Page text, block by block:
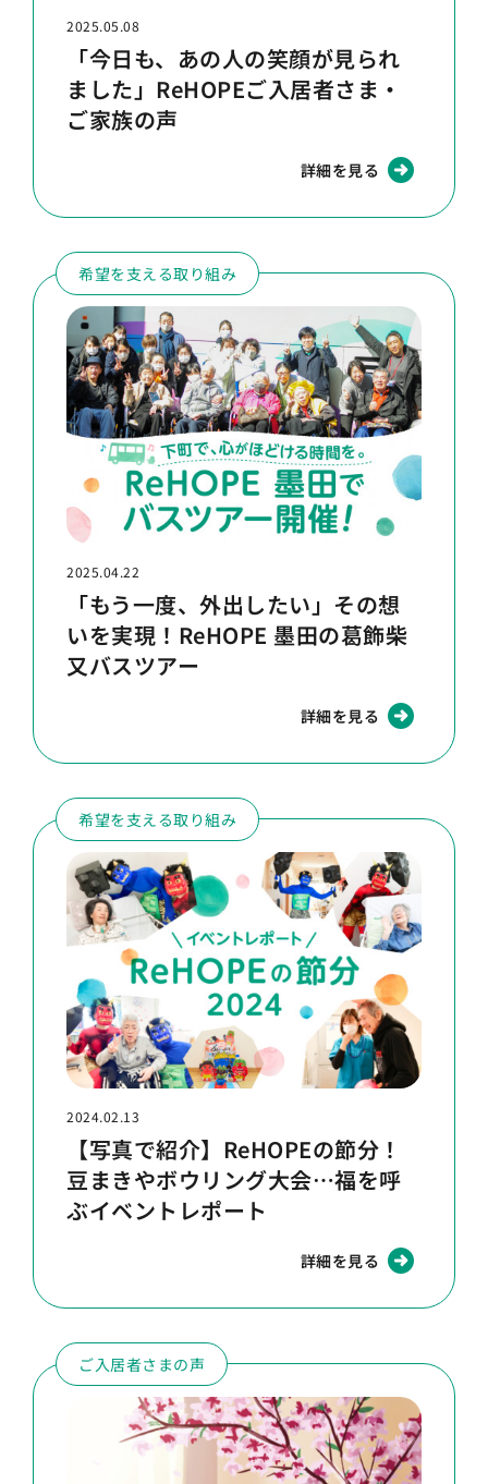
2025.05.08
「今日も、あの人の笑顔が見られ
ました」ReHOPEご入居者さま・
ご家族の声
詳細を見る
希望を支える取り組み
2025.04.22
「もう一度、外出したい」その想
いを実現！ReHOPE 墨田の葛飾柴
又バスツアー
詳細を見る
希望を支える取り組み
2024.02.13
【写真で紹介】ReHOPEの節分！
豆まきやボウリング大会…福を呼
ぶイベントレポート
詳細を見る
ご入居者さまの声